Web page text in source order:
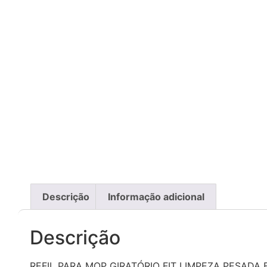
Descrição Informação adicional
Descrição